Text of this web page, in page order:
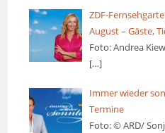
ZDF-
August – Gäste,
Foto: Andrea
[…]
Immer wieder
Termine
Foto: © ARD/